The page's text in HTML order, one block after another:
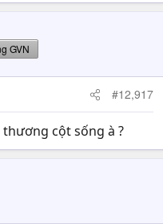
GVN
#12,917
cột sống à ?